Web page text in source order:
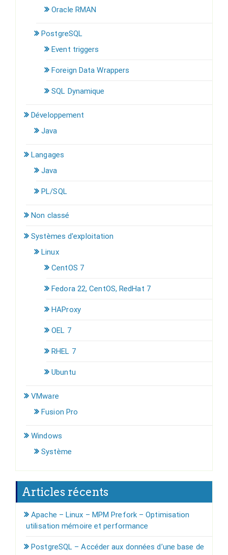
Oracle RMAN
PostgreSQL
Event triggers
Foreign Data Wrappers
SQL Dynamique
Développement
Java
Langages
Java
PL/SQL
Non classé
Systèmes d'exploitation
Linux
CentOS 7
Fedora 22, CentOS, RedHat 7
HAProxy
OEL 7
RHEL 7
Ubuntu
VMware
Fusion Pro
Windows
Système
Articles récents
Apache – Linux – MPM Prefork – Optimisation
utilisation mémoire et performance
PostgreSQL – Accéder aux données d’une base de